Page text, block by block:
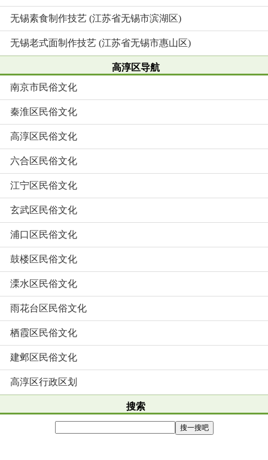
无锡素食制作技艺 (江苏省无锡市滨湖区)
无锡老式面制作技艺 (江苏省无锡市惠山区)
高淳区导航
南京市民俗文化
秦淮区民俗文化
高淳区民俗文化
六合区民俗文化
江宁区民俗文化
玄武区民俗文化
浦口区民俗文化
鼓楼区民俗文化
溧水区民俗文化
雨花台区民俗文化
栖霞区民俗文化
建邺区民俗文化
高淳区行政区划
搜索